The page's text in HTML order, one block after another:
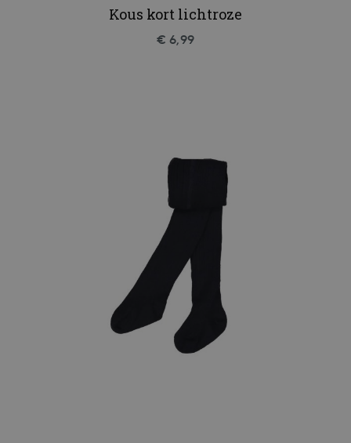
Kous kort lichtroze
€ 6,99